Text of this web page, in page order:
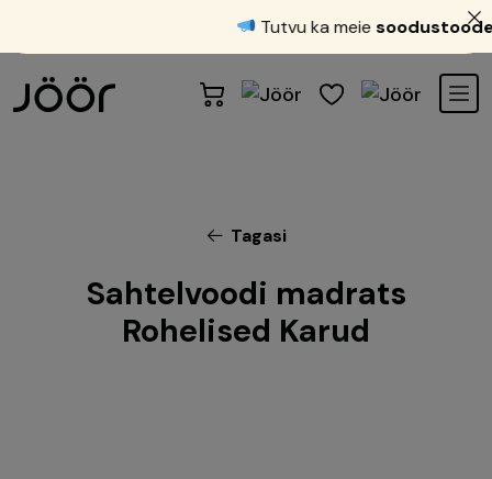
Tagasi
Sahtelvoodi madrats
Rohelised Karud
Tutvu ka meie